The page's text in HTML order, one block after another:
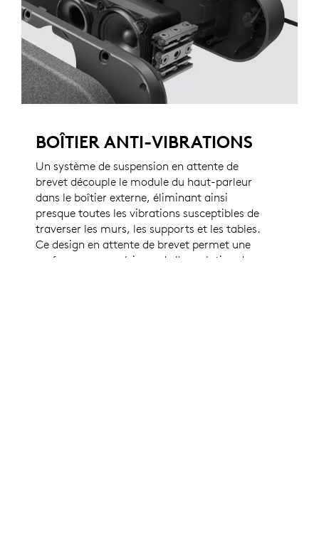
BOÎTIER ANTI-VIBRATIONS
Un système de suspension en attente de
brevet découple le module du haut-parleur
dans le boîtier externe, éliminant ainsi
presque toutes les vibrations susceptibles de
traverser les murs, les supports et les tables.
Ce design en attente de brevet permet une
performance supérieure de l'annulation de